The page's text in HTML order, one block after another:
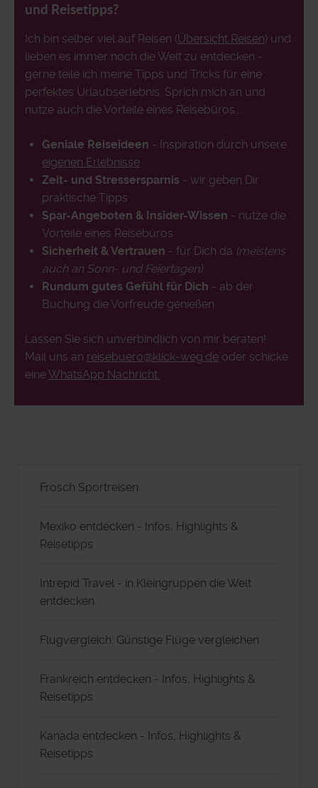
und Reisetipps?
Ich bin selber viel auf Reisen (Übersicht Reisen) und
lieben es immer noch die Welt zu entdecken -
gerne teile ich meine Tipps und Tricks für eine
perfektes Urlaubserlebnis. Sprich mich an und
nutze auch die Vorteile eines Reisebüros...
Geniale Reiseideen - Inspiration durch unsere
eigenen Erlebnisse
Zeit- und Stressersparnis - wir geben Dir
praktische Tipps
Spar-Angeboten & Insider-Wissen - nutze die
Vorteile eines Reisebüros
Sicherheit & Vertrauen - für Dich da (meistens
auch an Sonn- und Feiertagen)
Rundum gutes Gefühl für Dich - ab der
Buchung die Vorfreude genießen
Lassen Sie sich unverbindlich von mir beraten!
Mail uns an reisebuero@klick-weg.de oder schicke
eineWhatsApp Nachricht.
Frosch Sportreisen
Mexiko entdecken - Infos, Highlights &
Reisetipps
Intrepid Travel - in Kleingruppen die Welt
entdecken
Flugvergleich: Günstige Flüge vergleichen
Frankreich entdecken - Infos, Highlights &
Reisetipps
Kanada entdecken - Infos, Highlights &
Reisetipps